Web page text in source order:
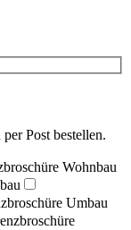
Post bestellen.
Wohnbau
Umbau